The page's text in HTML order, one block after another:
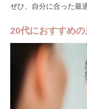
ぜひ、自分に合った最
20代におすすめ